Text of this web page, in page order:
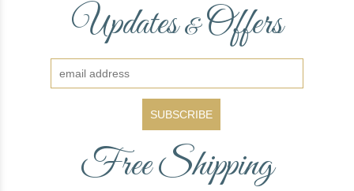
Updates&Offers
SUBSCRIBE
Free Shipping